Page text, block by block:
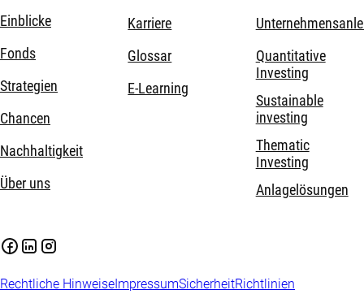
Einblicke
Fonds
Strategien
Chancen
Nachhaltigkeit
Über uns
Karriere
Glossar
E-Learning
Quantitative
Investing
Sustainable
investing
Thematic
Investing
Anlagelösungen
Rechtliche HinweiseImpressumSicherheitRichtlinien